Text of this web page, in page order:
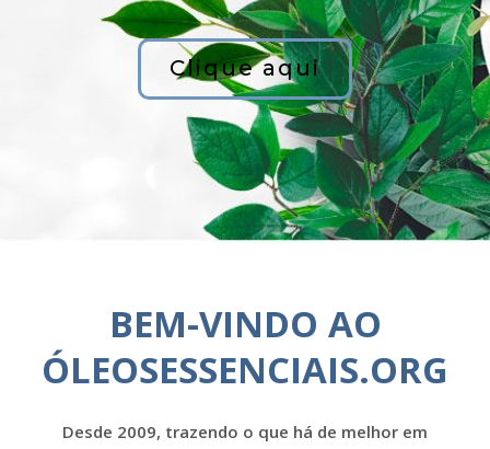
Clique aqui
BEM-VINDO AO
ÓLEOSESSENCIAIS.ORG
Desde 2009, trazendo o que há de melhor em